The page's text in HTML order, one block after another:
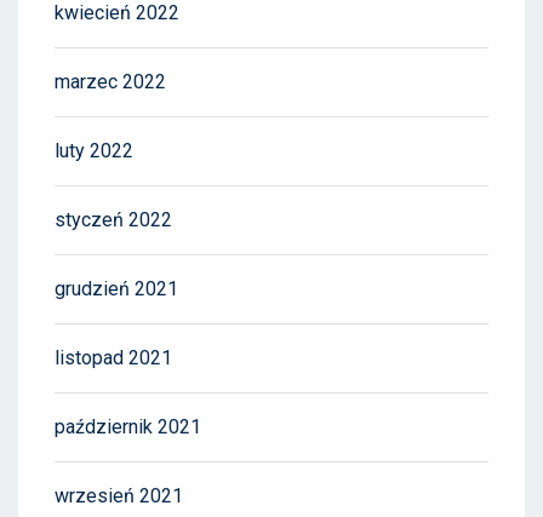
kwiecień 2022
marzec 2022
luty 2022
styczeń 2022
grudzień 2021
listopad 2021
październik 2021
wrzesień 2021